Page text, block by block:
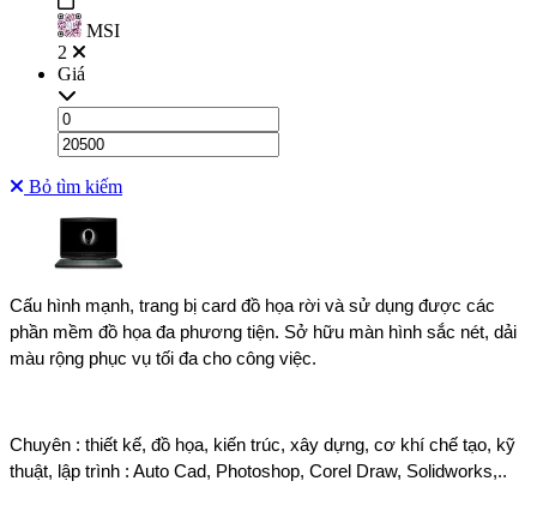
MSI
2
Giá
Bỏ tìm kiếm
Cấu hình mạnh, trang bị card đồ họa rời và sử dụng được các
phần mềm đồ họa đa phương tiện. Sở hữu màn hình sắc nét, dải
màu rộng phục vụ tối đa cho công việc.
Chuyên : thiết kế, đồ họa, kiến trúc, xây dựng, cơ khí chế tạo, kỹ
thuật, lập trình : Auto Cad, Photoshop, Corel Draw, Solidworks,..